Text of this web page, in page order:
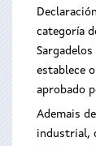
categoría
establece
aprobado
Ademais
industrial,